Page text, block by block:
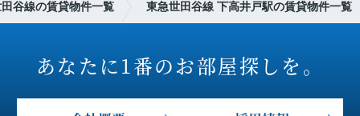
谷線の賃貸物件一覧 東急世田谷線 下高井戸駅の賃貸物件一覧
あなたに1番のお部屋探しを。